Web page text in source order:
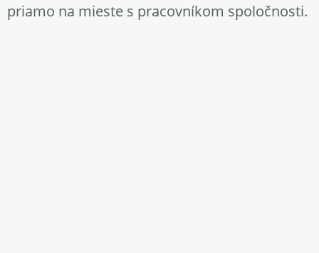
priamo na mieste s pracovníkom spoločnosti.